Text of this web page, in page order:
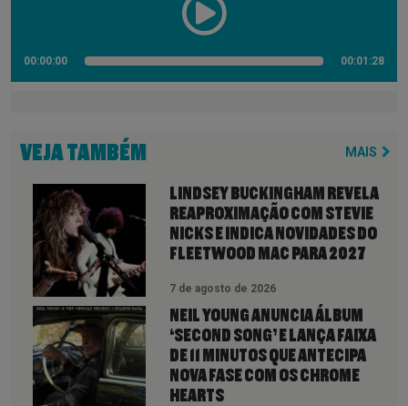
00:00:00 00:01:28
VEJA TAMBÉM MAIS
LINDSEY BUCKINGHAM REVELA
REAPROXIMAÇÃO COM STEVIE
NICKS E INDICA NOVIDADES DO
FLEETWOOD MAC PARA 2027
7 de agosto de 2026
NEIL YOUNG ANUNCIA ÁLBUM
‘SECOND SONG’ E LANÇA FAIXA
DE 11 MINUTOS QUE ANTECIPA
NOVA FASE COM OS CHROME
HEARTS